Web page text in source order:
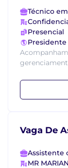
Técnico
Presencial
Vaga De
Assistente
MR